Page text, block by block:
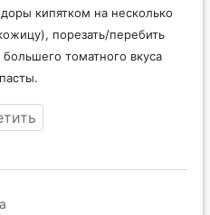
кипятком на несколько
порезать/перебить
томатного вкуса